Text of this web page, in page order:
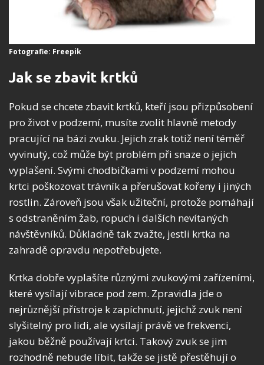
Fotografie: Freepik
Jak se zbavit krtků
Pokud se chcete zbavit krtků, kteří jsou přizpůsobení
pro život v podzemí, musíte zvolit hlavně metody
pracující na bázi zvuku. Jejich zrak totiž není téměř
vyvinutý, což může být problém při snaze o jejich
vyplašení. Svými chodbičkami v podzemí mohou
krtci poškozovat trávník a přerušovat kořeny i jiných
rostlin. Zároveň jsou však užiteční, protože pomáhají
s odstraněním žab, ropuch i dalších nevítaných
návštěvníků. Důkladně tak zvažte, jestli krtka na
zahradě opravdu nepotřebujete.
Krtka dobře vyplašíte různými zvukovými zařízeními,
které vysílají vibrace pod zem. Zpravidla jde o
nejrůznější přístroje k zapíchnutí, jejichž zvuk není
slyšitelný pro lidi, ale vysílají právě ve frekvenci,
jakou běžně používají krtci. Takový zvuk se jim
rozhodně nebude líbit, takže se jistě přestěhují o